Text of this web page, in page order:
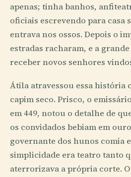
apenas; tinha banhos,
oficiais escrevendo para casa
entrava nos ossos. Depois o
estradas racharam, e a
receber novos senhores
Átila atravessou essa história
capim seco. Prisco, o
em 449, notou o detalhe de
os convidados bebiam em
governante dos hunos comia
simplicidade era teatro tanto
aterrorizava a própria corte.